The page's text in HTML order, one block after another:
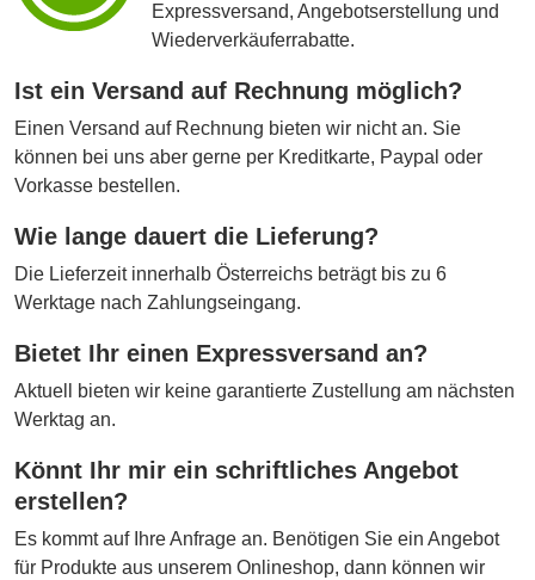
Expressversand, Angebotserstellung und
Wiederverkäuferrabatte.
Ist ein Versand auf Rechnung möglich?
Einen Versand auf Rechnung bieten wir nicht an. Sie
können bei uns aber gerne per Kreditkarte, Paypal oder
Vorkasse bestellen.
Wie lange dauert die Lieferung?
Die Lieferzeit innerhalb Österreichs beträgt bis zu 6
Werktage nach Zahlungseingang.
Bietet Ihr einen Expressversand an?
Aktuell bieten wir keine garantierte Zustellung am nächsten
Werktag an.
Könnt Ihr mir ein schriftliches Angebot
erstellen?
Es kommt auf Ihre Anfrage an. Benötigen Sie ein Angebot
für Produkte aus unserem Onlineshop, dann können wir